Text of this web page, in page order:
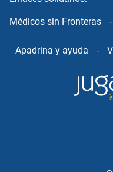
Médicos sin Fronteras -
Apadrina y ayuda -